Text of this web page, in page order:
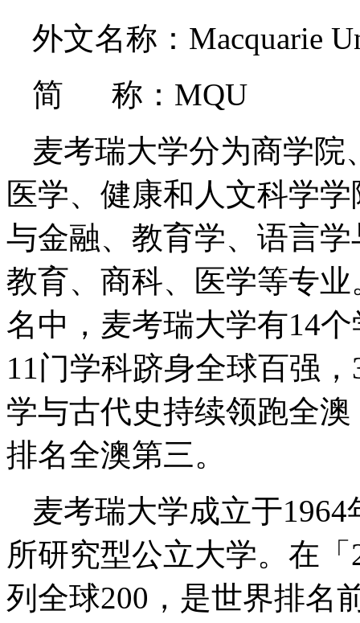
外文名称：Macquarie
简 称：MQU
麦考瑞大学分为商学
医学、健康和人文科学
与金融、教育学、语言
教育、商科、医学等专
名中，麦考瑞大学有14
11门学科跻身全球百强
学与古代史持续领跑全
排名全澳第三。
麦考瑞大学成立于
所研究型公立大学。在
列全球200，是世界排名